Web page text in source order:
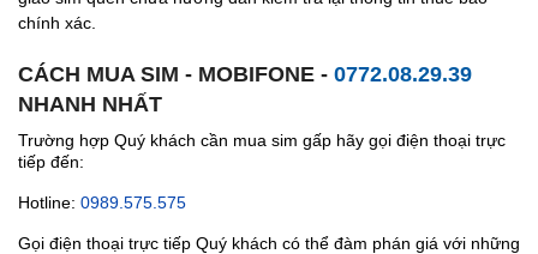
chính xác.
CÁCH MUA SIM - MOBIFONE - 0772.08.29.39
NHANH NHẤT
Trường hợp Quý khách cần mua sim gấp hãy gọi điện thoại trực
tiếp đến:
Hotline: 0989.575.575
Gọi điện thoại trực tiếp Quý khách có thể đàm phán giá với những